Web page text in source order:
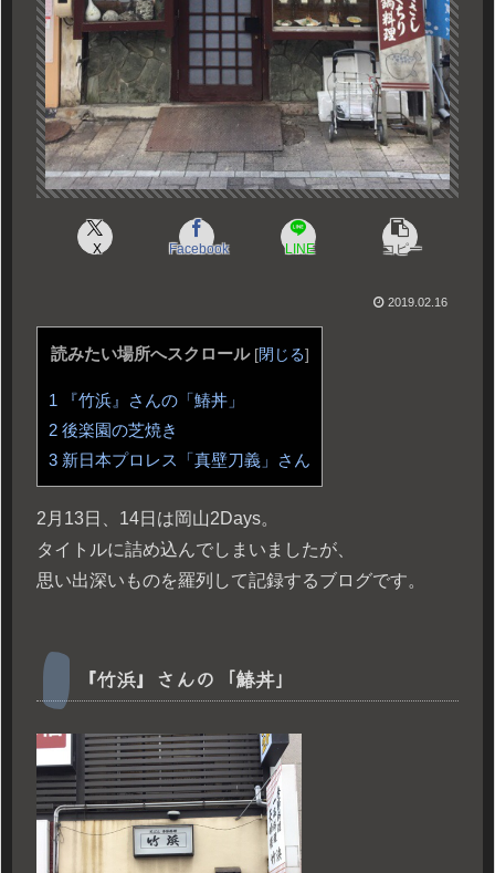
X Facebook LINE コピー
2019.02.16
読みたい場所へスクロール [閉じる]
1 『竹浜』さんの「鰆丼」
2 後楽園の芝焼き
3 新日本プロレス「真壁刀義」さん
2月13日、14日は岡山2Days。
タイトルに詰め込んでしまいましたが、
思い出深いものを羅列して記録するブログです。
『竹浜』さんの「鰆丼」